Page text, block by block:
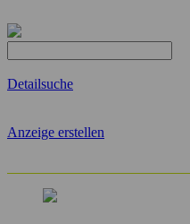
Detailsuche
Anzeige erstellen